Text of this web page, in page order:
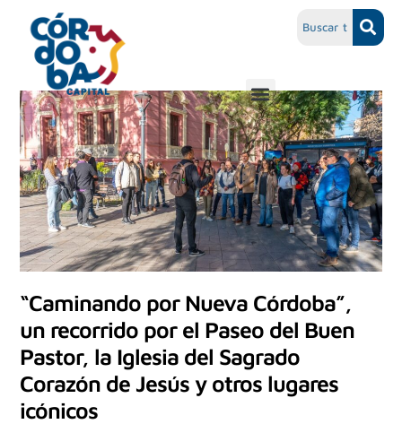
“Caminando por Nueva Córdoba”,
un recorrido por el Paseo del Buen
Pastor, la Iglesia del Sagrado
Corazón de Jesús y otros lugares
icónicos